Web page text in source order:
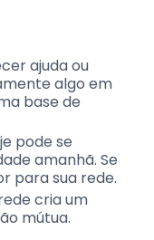
ajuda ou
algo em
base de
pode se
amanhã. Se
para sua rede.
cria um
mútua.